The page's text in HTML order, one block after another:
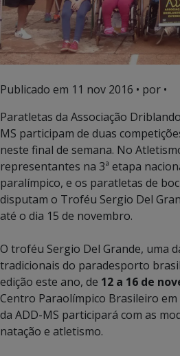
Publicado em 11 nov 2016 • por •
Paratletas da Associação
MS participam de duas
neste final de semana. No
representantes na 3ª etapa
paralímpico, e os paratletas de
disputam o Troféu Sergio Del
até o dia 15 de novembro.
O troféu Sergio Del Grande, uma
tradicionais do paradesporto
edição este ano, de 12 a 16 de
Centro Paraolímpico Brasileiro em
da ADD-MS participará com as
natação e atletismo.